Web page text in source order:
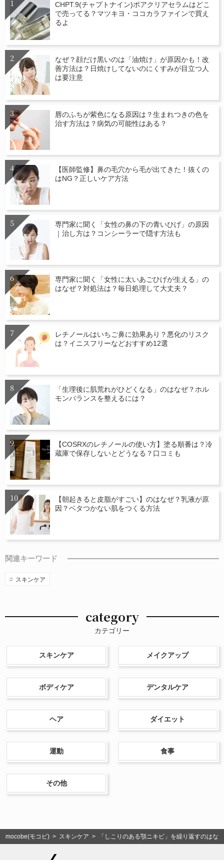
CHPT.9(チャプトナイン)ポアクリアセラムはどこ
で売ってる？マツキヨ・ココカラファインで買え
るよ
なぜ？顔だけ黒いのは「油焼け」が原因かも！改
善方法は？日焼けしてないのにくすみが目立つ人
は要注意
唇のふちが紫色になる原因は？生まれつきの色を
治す方法は？病気の可能性はある？
【医師監修】鼻の毛穴から毛が出てきた！抜くの
はNG？正しいケア方法
専門家に聞く「女性の鼻の下の青いひげ」の原因
｜治し方は？コンシーラーで隠す方法も
専門家に聞く「女性に太いあごひげが生える」の
はなぜ？対処法は？毎日処理して大丈夫？
レチノールはいちご鼻に効果あり？悪化のリスク
は？イニスフリーなどおすすめ12選
「生理後に肌荒れがひどくなる」のはなぜ？ホル
モンバランスを整えるには？
【COSRXのレチノールの使い方】塗る順番は？冷
蔵庫で保存しないとどうなる？口コミも
【朝起きると皮脂がすごい】のはなぜ？乳液が原
因？ベタつかない肌をつくる方法
関連キーワード
スキンケア
category
カテゴリー
スキンケア メイクアップ
ボディケア デンタルケア
ヘア ダイエット
運動 食事
その他
mocobe(モコビ) > スキンケア > 「しこりのある顎ニキビ」を繰り返すのはな